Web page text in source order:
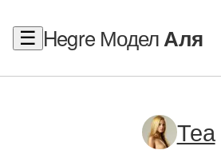
☰ Hegre МоделАля
Теа